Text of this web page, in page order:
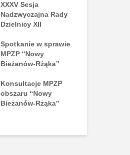
XXXV Sesja
Nadzwyczajna Rady
Dzielnicy XII
Spotkanie w sprawie
MPZP “Nowy
Bieżanów-Rżąka”
Konsultacje MPZP
obszaru “Nowy
Bieżanów-Rżąka”